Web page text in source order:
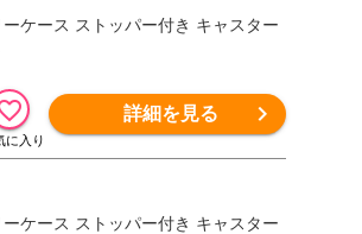
詳細を見る